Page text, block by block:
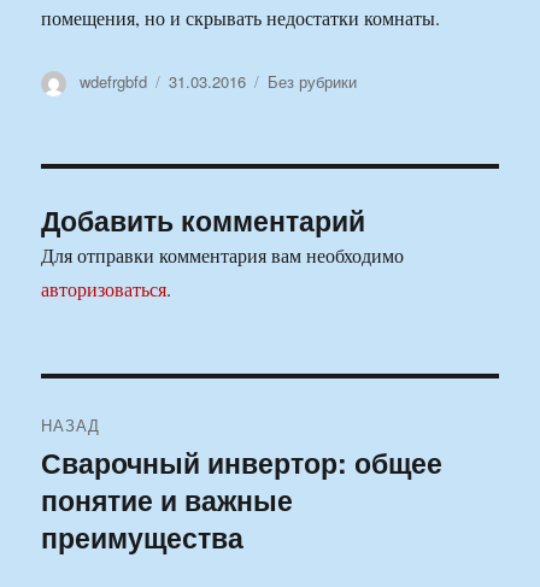
помещения, но и скрывать недостатки комнаты.
Автор
wdefrgbfd Опубликовано
31.03.2016 Рубрики
Без рубрики
Добавить комментарий
Для отправки комментария вам необходимо
авторизоваться.
по
записям
НАЗАД
Предыдущая
запись:
Сварочный инвертор: общее
понятие и важные
преимущества